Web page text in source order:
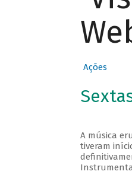
Ações
A música
tiveram